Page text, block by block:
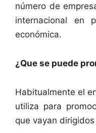
número de
internacional en
económica.
¿Que se puede
Habitualmente el
utiliza para
que vayan dirigidos